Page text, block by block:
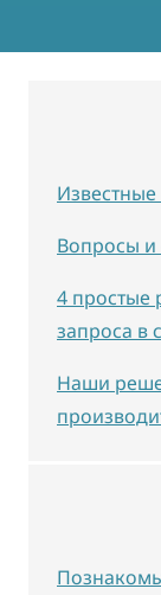
Вопросы и
4 простые
запроса в
Наши